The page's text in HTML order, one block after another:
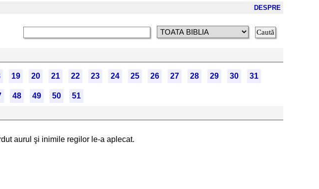
DESPRE
19 20 21 22 23 24 25 26 27 28 29 30 31
48 49 50
51
aurul şi inimile regilor le-a aplecat.